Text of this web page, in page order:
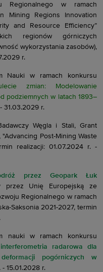
Regionalnego w ramach
Mining Regions Innovation
and Resource Efficiency”
regionów górniczych
wykorzystania zasobów),
r.
Nauki w ramach konkursu
zmian: Modelowanie
podziemnych w latach 1893–
31.03.2029 r.
Węgla i Stali, Grant
, "Advancing Post-Mining Waste
realizacji: 01.07.2024 r. -
przez Geopark Łuk
przez Unię Europejską ze
Regionalnego w ramach
Saksonia 2021-2027, termin
nauki w ramach konkursu
radarowa dla
pogórniczych w
15.01.2028 r.